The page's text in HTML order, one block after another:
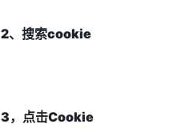
2、搜索cookie
3，点击Cookie